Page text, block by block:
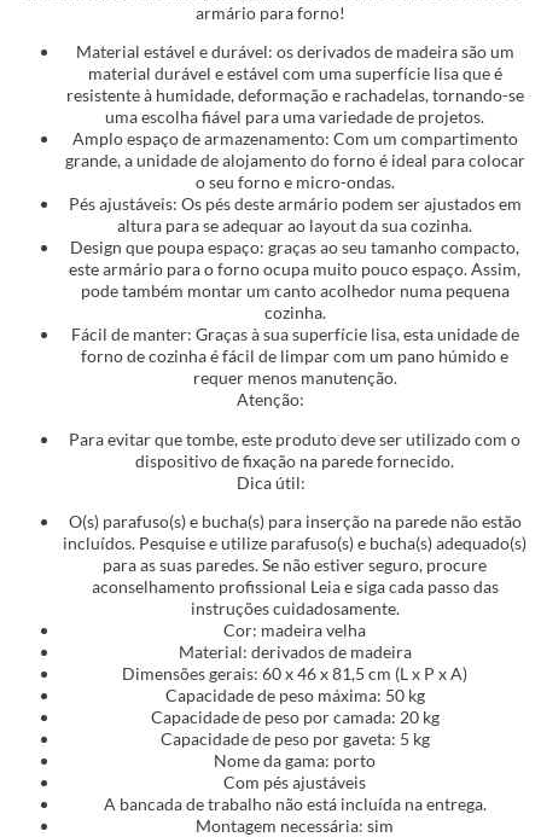
armário para forno!
Material estável e durável: os derivados de madeira são um
material durável e estável com uma superfície lisa que é
resistente à humidade, deformação e rachadelas, tornando-se
uma escolha fiável para uma variedade de projetos.
Amplo espaço de armazenamento: Com um compartimento
grande, a unidade de alojamento do forno é ideal para colocar
o seu forno e micro-ondas.
Pés ajustáveis: Os pés deste armário podem ser ajustados em
altura para se adequar ao layout da sua cozinha.
Design que poupa espaço: graças ao seu tamanho compacto,
este armário para o forno ocupa muito pouco espaço. Assim,
pode também montar um canto acolhedor numa pequena
cozinha.
Fácil de manter: Graças à sua superfície lisa, esta unidade de
forno de cozinha é fácil de limpar com um pano húmido e
requer menos manutenção.
Atenção:
Para evitar que tombe, este produto deve ser utilizado com o
dispositivo de fixação na parede fornecido.
Dica útil:
O(s) parafuso(s) e bucha(s) para inserção na parede não estão
incluídos. Pesquise e utilize parafuso(s) e bucha(s) adequado(s)
para as suas paredes. Se não estiver seguro, procure
aconselhamento profissional Leia e siga cada passo das
instruções cuidadosamente.
Cor: madeira velha
Material: derivados de madeira
Dimensões gerais: 60 x 46 x 81,5 cm (L x P x A)
Capacidade de peso máxima: 50 kg
Capacidade de peso por camada: 20 kg
Capacidade de peso por gaveta: 5 kg
Nome da gama: porto
Com pés ajustáveis
A bancada de trabalho não está incluída na entrega.
Montagem necessária: sim